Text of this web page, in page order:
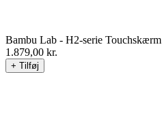
Bambu Lab - H2-serie Touchskærm
1.879,00 kr.
+ Tilføj